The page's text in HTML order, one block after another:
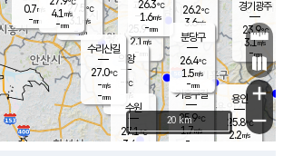
과천
25.9℃
2.1m/s
- mm
용인
25.8℃
2.2m/s
경기광주
23.9℃
3.1m/s
-mm
의왕
- ℃
m/s
mm
27.5 ℃
3.1 m/s
-mm
0.7m/s
-mm
4.1 m/s
-mm
26.2℃
3.6m/s
-mm
26.3℃
1.6m/s
-mm
기흥구갈
25.9℃
1.7m/s
-
수리산길
27.0℃
-m/s
-mm
분당구
26.4℃
1.5m/s
-mm
수원
27.1℃
3.4 m/s
+
−
20 km